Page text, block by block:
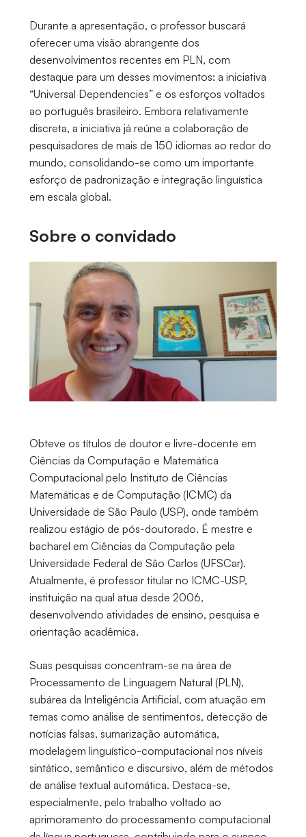
Durante a apresentação, o professor buscará
oferecer uma visão abrangente dos
desenvolvimentos recentes em PLN, com
destaque para um desses movimentos: a iniciativa
“Universal Dependencies” e os esforços voltados
ao português brasileiro. Embora relativamente
discreta, a iniciativa já reúne a colaboração de
pesquisadores de mais de 150 idiomas ao redor do
mundo, consolidando-se como um importante
esforço de padronização e integração linguística
em escala global.
Sobre o convidado
Obteve os títulos de doutor e livre-docente em
Ciências da Computação e Matemática
Computacional pelo Instituto de Ciências
Matemáticas e de Computação (ICMC) da
Universidade de São Paulo (USP), onde também
realizou estágio de pós-doutorado. É mestre e
bacharel em Ciências da Computação pela
Universidade Federal de São Carlos (UFSCar).
Atualmente, é professor titular no ICMC-USP,
instituição na qual atua desde 2006,
desenvolvendo atividades de ensino, pesquisa e
orientação acadêmica.
Suas pesquisas concentram-se na área de
Processamento de Linguagem Natural (PLN),
subárea da Inteligência Artificial, com atuação em
temas como análise de sentimentos, detecção de
notícias falsas, sumarização automática,
modelagem linguístico-computacional nos níveis
sintático, semântico e discursivo, além de métodos
de análise textual automática. Destaca-se,
especialmente, pelo trabalho voltado ao
aprimoramento do processamento computacional